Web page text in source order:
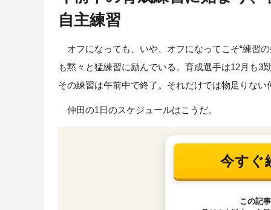
自主練習
オフになっても、いや、オフになってこそ“練習
も黙々と猛練習に励んでいる。育成選手は12月も3
その練習は午前中で終了。それだけでは物足りな
仲田の1日のスケジュールはこうだ。